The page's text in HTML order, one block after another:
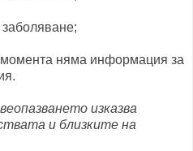
момента няма информация за
изказва
и близките на